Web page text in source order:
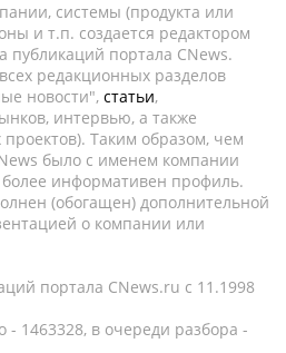
системы (продукта или
и т.п. создается редактором
публикаций портала CNews.
редакционных разделов
новости", статьи,
интервью, а также
Таким образом, чем
было с именем компании
более информативен профиль.
(обогащен) дополнительной
о компании или
портала CNews.ru c 11.1998
1463328, в очереди разбора -